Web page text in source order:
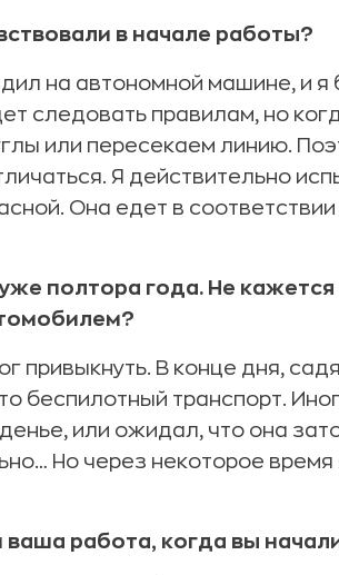
в начале работы?
на автономной машине, и я
следовать правилам, но
или пересекаем линию.
Я действительно
Она едет в
полтора года. Не кажется
привыкнуть. В конце дня,
беспилотный транспорт.
или ожидал, что она
Но через некоторое время
работа, когда вы